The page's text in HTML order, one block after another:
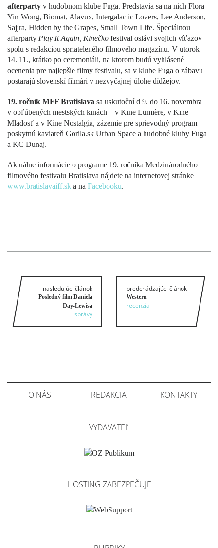
afterparty v hudobnom klube Fuga. Predstavia sa na nich Flora
Yin-Wong, Biomat, Alavux, Intergalactic Lovers, Lee Anderson,
Sajjra, Hidden by the Grapes, Small Town Life. Špeciálnou
afterparty Play It Again, Kinečko festival oslávi svojich víťazov
spolu s redakciou spriateleného filmového magazínu. V utorok
14. 11., krátko po ceremoniáli, na ktorom budú vyhlásené
ocenenia pre najlepšie filmy festivalu, sa v klube Fuga o zábavu
postarajú slovenskí filmári v nezvyčajnej úlohe dídžejov.
19. ročník MFF Bratislava sa uskutoční d 9. do 16. novembra
v obľúbených mestských kinách – v Kine Lumière, v Kine
Mladosť a v Kine Nostalgia, zázemie pre sprievodný program
poskytnú kaviareň Gorila.sk Urban Space a hudobné kluby Fuga
a KC Dunaj.
Aktuálne informácie o programe 19. ročníka Medzinárodného
filmového festivalu Bratislava nájdete na internetovej stránke
www.bratislavaiff.sk a na Facebooku.
nasledujúci článok
Posledný film Daniela
Day‑Lewisa
správy
predchádzajúci článok
Western
recenzia
O NÁS REDAKCIA KONTAKTY
VYDAVATEĽ
HOSTING ZABEZPEČUJE